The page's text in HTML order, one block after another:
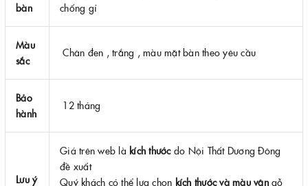
bàn
chống gỉ
Màu
sắc
Chân đen , trắng , màu mặt bàn theo yêu cầu
Bảo
hành
12 tháng
Lưu ý
Giá trên web là kích thướcdo Nội Thất Dương Đông
đề xuất
Quý khách có thể lựa chọn kích thước và màu vângỗ